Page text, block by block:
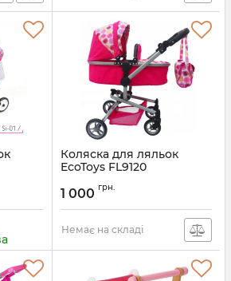
Коляска для ляльок
EcoToys FL9120
1 000 грн.
Немає на складі